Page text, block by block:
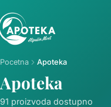
Pocetna Apoteka
Apoteka
91 proizvoda dostupno